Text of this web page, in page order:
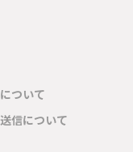
ついて
信について